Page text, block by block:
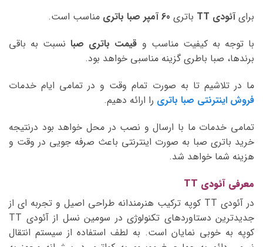
برای آئودی TT باتری باتری مناسب است.
با توجه به کیفیت مناسب و قیمت باتری صبانسبت به باقی
برندها، صبا باطری گزینه مناسبی خواهد بود.
ما در تلاشیم تا به صورت تمام وقت و در تمامی ایام خدمات
فروش اینترنتی صبا باتری را ارائه دهیم.
تمامی خدمات ما با ارسال و نصب در محل خواهد بود درنتیجه
خرید باتری صبا به صورت اینترنتی باعث صرفه جویی در وقت و
هزینه شما خواهد شد.
معرفی آئودی TT
در آئودی TT کوپه ترکیب هنرمندانه طراحی اصیل و تجربه ای از
جدیدترین دستاوردهای تکنولوژی در سومین نسل از آئودی TT
کوپه به خوبی نمایان است. به لطف استفاده از سیستم انتقال